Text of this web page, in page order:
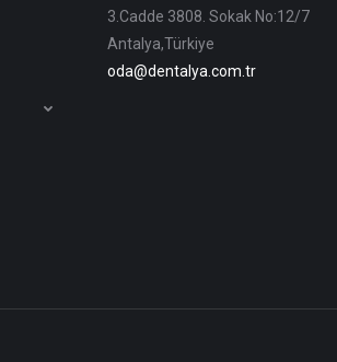
3.Cadde 3808. Sokak No:12/7
Antalya,Türkiye
oda@dentalya.com.tr